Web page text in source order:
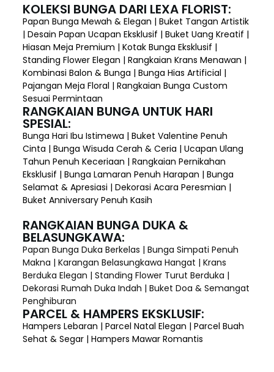
KOLEKSI BUNGA DARI LEXA FLORIST:
Papan Bunga Mewah & Elegan | Buket Tangan Artistik
| Desain Papan Ucapan Eksklusif | Buket Uang Kreatif |
Hiasan Meja Premium | Kotak Bunga Eksklusif |
Standing Flower Elegan | Rangkaian Krans Menawan |
Kombinasi Balon & Bunga | Bunga Hias Artificial |
Pajangan Meja Floral | Rangkaian Bunga Custom
Sesuai Permintaan
RANGKAIAN BUNGA UNTUK HARI
SPESIAL:
Bunga Hari Ibu Istimewa | Buket Valentine Penuh
Cinta | Bunga Wisuda Cerah & Ceria | Ucapan Ulang
Tahun Penuh Keceriaan | Rangkaian Pernikahan
Eksklusif | Bunga Lamaran Penuh Harapan | Bunga
Selamat & Apresiasi | Dekorasi Acara Peresmian |
Buket Anniversary Penuh Kasih
RANGKAIAN BUNGA DUKA &
BELASUNGKAWA:
Papan Bunga Duka Berkelas | Bunga Simpati Penuh
Makna | Karangan Belasungkawa Hangat | Krans
Berduka Elegan | Standing Flower Turut Berduka |
Dekorasi Rumah Duka Indah | Buket Doa & Semangat
Penghiburan
PARCEL & HAMPERS EKSKLUSIF:
Hampers Lebaran | Parcel Natal Elegan | Parcel Buah
Sehat & Segar | Hampers Mawar Romantis